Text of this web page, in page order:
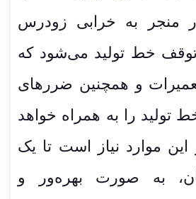
منجر به خرابی زودرس
خط تولید می‌شود که
و همچنین ضررهای
تولید را به همراه خواهد
موارد نیاز است تا یک
به صورت بهره‌ور و